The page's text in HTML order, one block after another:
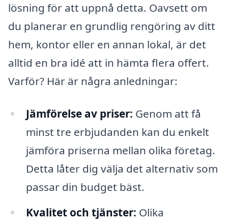
lösning för att uppnå detta. Oavsett om
du planerar en grundlig rengöring av ditt
hem, kontor eller en annan lokal, är det
alltid en bra idé att in hämta flera offert.
Varför? Här är några anledningar:
Jämförelse av priser: Genom att få
minst tre erbjudanden kan du enkelt
jämföra priserna mellan olika företag.
Detta låter dig välja det alternativ som
passar din budget bäst.
Kvalitet och tjänster: Olika